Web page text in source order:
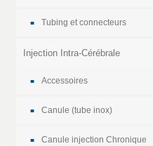
Tubing et connecteurs
Injection Intra-Cérébrale
Accessoires
Canule (tube inox)
Canule injection Chronique